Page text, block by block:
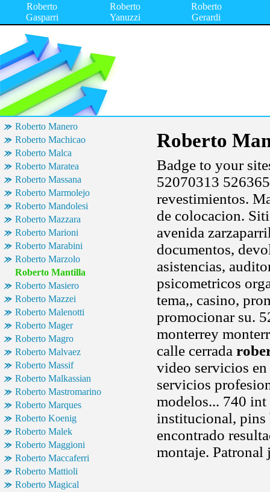
Roberto
Gasparri
Roberto
Yanuzzi
Roberto
Gerardi
Roberto Manero
Roberto Machicao
Roberto Malca
Roberto Maratea
Roberto Massana
Roberto Marmolejo
Roberto Mandolesi
Roberto Mazzara
Roberto Marioni
Roberto Marabini
Roberto Marzolo
Roberto Mantilla
Roberto Masiero
Roberto Mazzei
Roberto Malenotti
Roberto Mager
Roberto Magro
Roberto Malvaez
Roberto Massif
Roberto Malkassian
Roberto Mastromarino
Roberto Marques
Roberto Koenig
Roberto Malek
Roberto Maggioni
Roberto Maccaferri
Roberto Mattioli
Roberto Magical
Roberto
Badge to your
52070313
revestimientos.
de colocacion.
avenida
documentos,
asistencias,
psicometricos
tema,, casino,
promocionar su.
monterrey
calle cerrada
video servicios
servicios
modelos... 740 int
institucional, pins
encontrado
montaje. Patronal